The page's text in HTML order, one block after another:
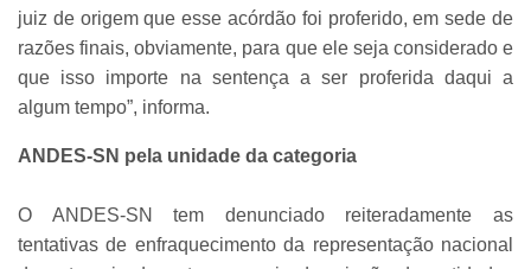
juiz de origem que esse acórdão foi proferido, em sede de
razões finais, obviamente, para que ele seja considerado e
que isso importe na sentença a ser proferida daqui a
algum tempo”, informa.
ANDES-SN pela unidade da categoria
O ANDES-SN tem denunciado reiteradamente as
tentativas de enfraquecimento da representação nacional